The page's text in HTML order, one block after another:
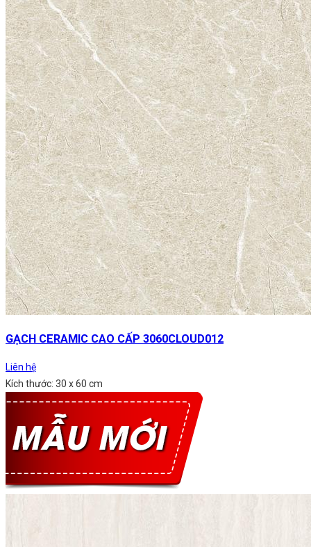
GẠCH CERAMIC CAO CẤP 3060CLOUD012
Liên hệ
Kích thước: 30 x 60 cm